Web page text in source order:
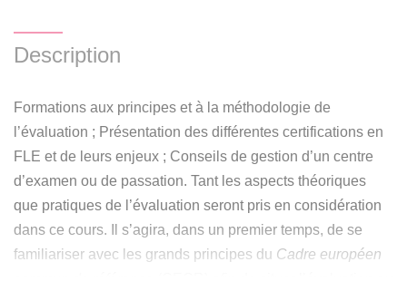
Description
Formations aux principes et à la méthodologie de
l’évaluation ; Présentation des différentes certifications en
FLE et de leurs enjeux ; Conseils de gestion d’un centre
d’examen ou de passation. Tant les aspects théoriques
que pratiques de l’évaluation seront pris en considération
dans ce cours. Il s’agira, dans un premier temps, de se
familiariser avec les grands principes du Cadre européen